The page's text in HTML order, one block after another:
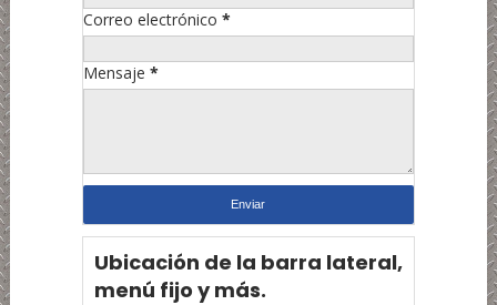
Correo electrónico *
Mensaje *
Ubicación de la barra lateral,
menú fijo y más.